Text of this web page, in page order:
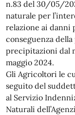
n.83 del 30/05/
naturale per
relazione ai danni
conseguenza
precipitazioni dal
maggio 2024.
Gli Agricoltori le
seguito del
al Servizio
Naturali